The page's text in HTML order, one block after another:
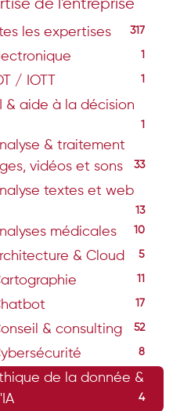
de l'entreprise
les expertises 317
1
/ IOTT 1
& aide à la décision
1
& traitement
vidéos et sons
33
textes et web
13
médicales 10
& Cloud 5
11
17
& consulting 52
8
de la donnée &
4